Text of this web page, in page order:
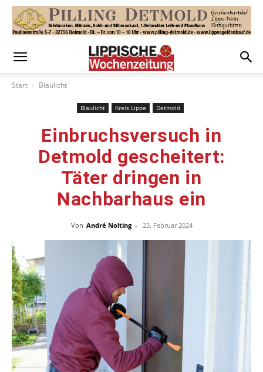
Start Blaulicht
Blaulicht Kreis Lippe Detmold
Einbruchsversuch in
Detmold gescheitert:
Täter dringen in
Nachbarhaus ein
Von André Nolting - 23. Februar 2024